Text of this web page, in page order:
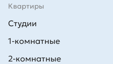
Квартиры
Студии
1-комнатные
2-комнатные